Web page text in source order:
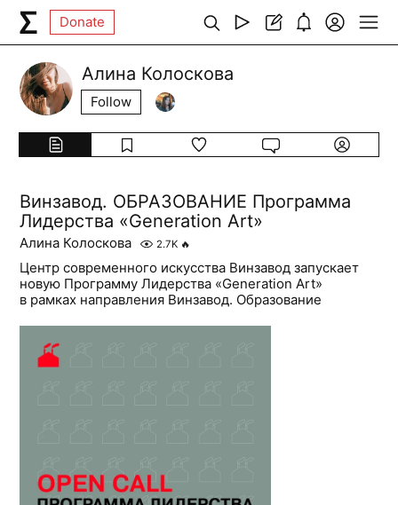
Donate
Алина Колоскова
Follow
Винзавод. ОБРАЗОВАНИЕ Программа
Лидерства «Generation Art»
Алина Колоскова 2.7K 🔥
Центр современного искусства Винзавод запускает
новую Программу Лидерства «Generation Art»
в рамках направления Винзавод. Образование